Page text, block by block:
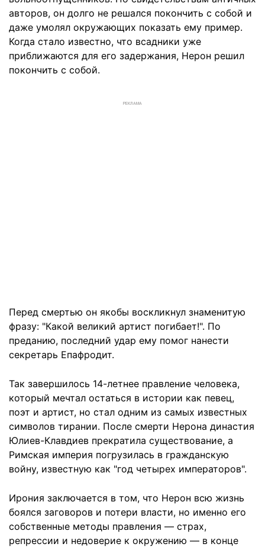
авторов, он долго не решался покончить с собой и
даже умолял окружающих показать ему пример.
Когда стало известно, что всадники уже
приближаются для его задержания, Нерон решил
покончить с собой.
РЕКЛАМА
Перед смертью он якобы воскликнул знаменитую
фразу: "Какой великий артист погибает!". По
преданию, последний удар ему помог нанести
секретарь Епафродит.
Так завершилось 14-летнее правление человека,
который мечтал остаться в истории как певец,
поэт и артист, но стал одним из самых известных
символов тирании. После смерти Нерона династия
Юлиев-Клавдиев прекратила существование, а
Римская империя погрузилась в гражданскую
войну, известную как "год четырех императоров".
Ирония заключается в том, что Нерон всю жизнь
боялся заговоров и потери власти, но именно его
собственные методы правления — страх,
репрессии и недоверие к окружению — в конце